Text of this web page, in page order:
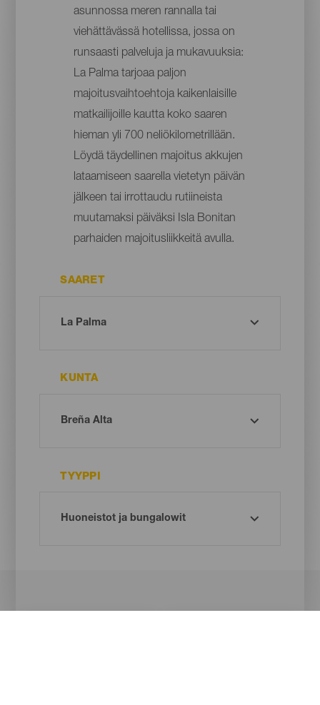
asunnossa meren rannalla tai
viehättävässä hotellissa, jossa on
runsaasti palveluja ja mukavuuksia:
La Palma tarjoaa paljon
majoitusvaihtoehtoja kaikenlaisille
matkailijoille kautta koko saaren
hieman yli 700 neliökilometrillään.
Löydä täydellinen majoitus akkujen
lataamiseen saarella vietetyn päivän
jälkeen tai irrottaudu rutiineista
muutamaksi päiväksi Isla Bonitan
parhaiden majoitusliikkeitä avulla.
SAARET
KUNTA
TYYPPI